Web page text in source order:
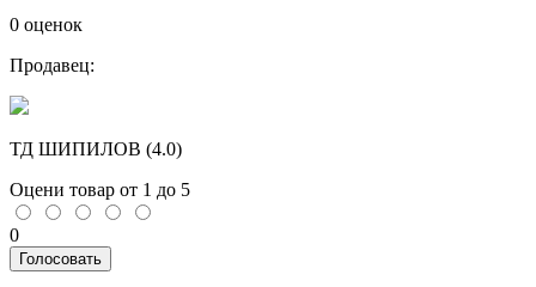
0 оценок
Продавец:
ТД ШИПИЛОВ (4.0)
Оцени товар от 1 до 5
0
Голосовать